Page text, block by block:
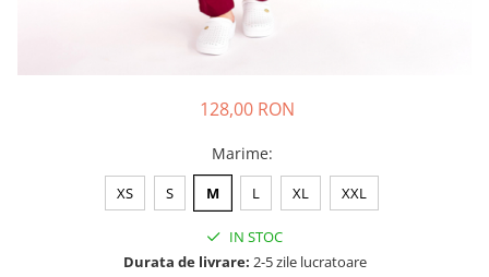
Halate medicale polar - unisex
Sorturi restaurante
128,00 RON
Marime:
XS S M L XL XXL
IN STOC
Durata de livrare: 2-5 zile lucratoare